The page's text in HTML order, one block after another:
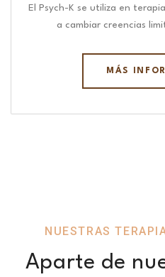
El Psych-K se utiliza en
a cambiar creencias
MÁS
NUESTRAS
Aparte de